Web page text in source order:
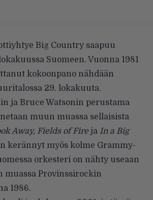
Big Country saapuu
Suomeen. Vuonna 1981
kokoonpano nähdään
29. lokakuuta.
ja Bruce Watsonin perustama
muun muassa sellaisista
Away, Fields of Fireja In a Big
kerännyt myös kolme Grammy-
orkesteri on nähty useaan
muassa Provinssirockin
1986.